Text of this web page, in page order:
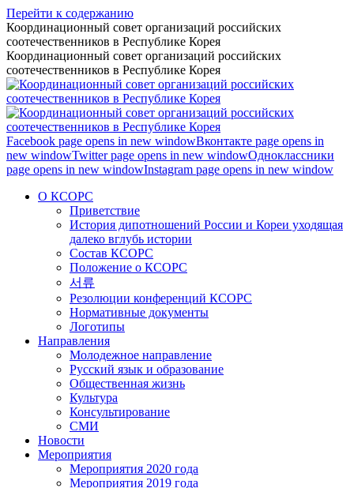
Перейти к содержанию
Координационный совет организаций российских
соотечественников в Республике Корея
Координационный совет организаций российских
соотечественников в Республике Корея
Facebook page opens in new windowВконтакте page opens in
new windowTwitter page opens in new windowОдноклассники
page opens in new windowInstagram page opens in new window
О КСОРС
Приветствие
История дипотношений России и Кореи уходящая
далеко вглубь истории
Состав КСОРС
Положение о КСОРС
서류
Резолюции конференций КСОРС
Нормативные документы
Логотипы
Направления
Молодежное направление
Русский язык и образование
Общественная жизнь
Культура
Консультирование
СМИ
Новости
Мероприятия
Мероприятия 2020 года
Мероприятия 2019 года